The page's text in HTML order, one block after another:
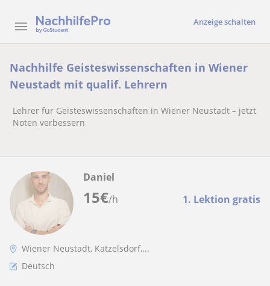
Anzeige schalten
Nachhilfe Geisteswissenschaften in Wiener
Neustadt mit qualif. Lehrern
Lehrer für Geisteswissenschaften in Wiener Neustadt – jetzt
Noten verbessern
15€/h 1. Lektion gratis
Daniel
Wiener Neustadt, Katzelsdorf,...
Deutsch